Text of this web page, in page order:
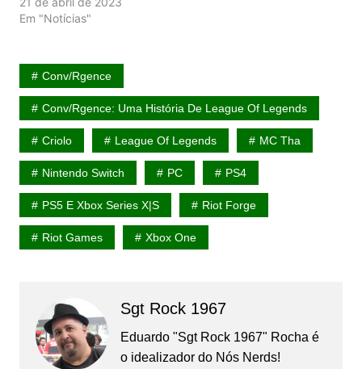
Em "Notícias"
Conv/rgence
Conv/rgence: Uma História De League Of Legends
Criolo League Of Legends MC Tha
Nintendo Switch PC PS4
PS5 E Xbox Series X|S Riot Forge
Riot Games Xbox One
Sgt Rock 1967
Eduardo "Sgt Rock 1967" Rocha é
o idealizador do Nós Nerds!